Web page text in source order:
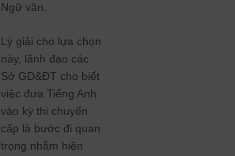
Ngữ văn.
Lý giải cho lựa chọn
này, lãnh đạo các
Sở GD&ĐT cho biết
việc đưa Tiếng Anh
vào kỳ thi chuyển
cấp là bước đi quan
trọng nhằm hiện